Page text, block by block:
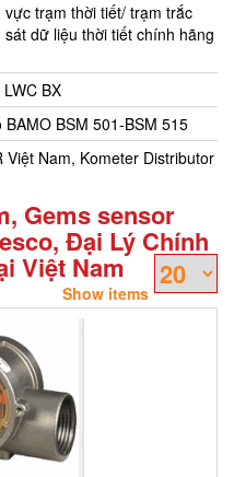
trạm thời tiết/ trạm trắc
dữ liệu thời tiết chính hãng
BX
BSM 501-BSM 515
Việt Nam, Kometer Distributor
Gems sensor
Đại Lý Chính
Việt Nam
Show items